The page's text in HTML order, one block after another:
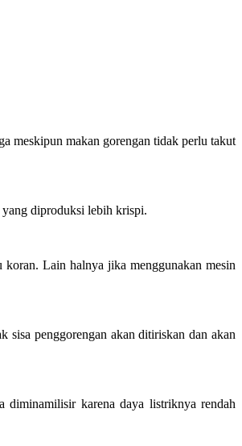
meskipun makan gorengan tidak perlu takut
diproduksi lebih krispi.
koran. Lain halnya jika menggunakan mesin
sisa penggorengan akan ditiriskan dan akan
diminamilisir karena daya listriknya rendah